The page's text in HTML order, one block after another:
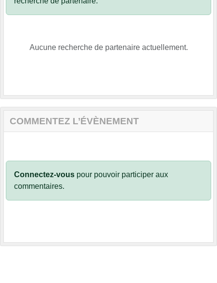
Aucune recherche de partenaire actuellement.
COMMENTEZ L’ÉVÈNEMENT
Connectez-vous pour pouvoir participer aux
commentaires.